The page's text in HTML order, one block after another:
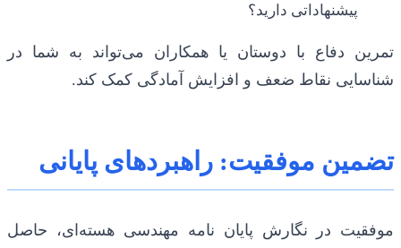
پیشنهاداتی دارید؟
تمرین دفاع با دوستان یا همکاران می‌تواند به شما در
شناسایی نقاط ضعف و افزایش آمادگی کمک کند.
تضمین موفقیت: راهبردهای پایانی
موفقیت در نگارش پایان نامه مهندسی هسته‌ای، حاصل